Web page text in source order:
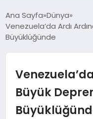
SIYASET
DÜNYA
EKONOMI
Ana Sayfa Dünya
Venezuela’da Ardı
Büyüklüğünde
Büyük